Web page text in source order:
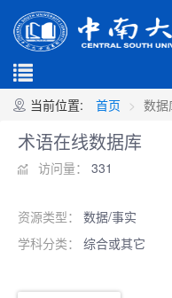
当前位置:
首页 数据
术语在线数据库
访问量： 331
资源类型： 数据/事实
学科分类： 综合或其它